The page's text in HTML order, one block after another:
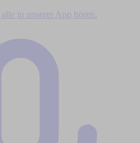
in unserer App hören.